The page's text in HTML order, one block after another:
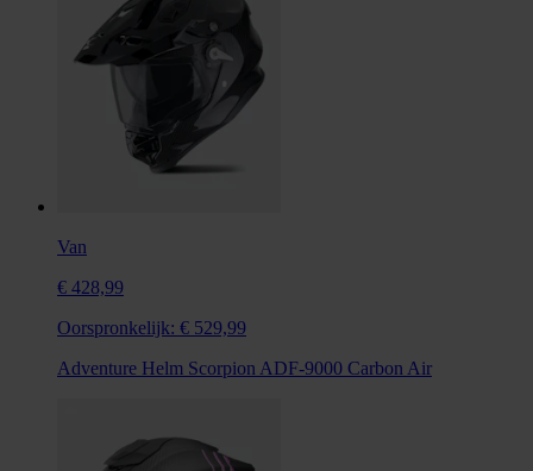
Van
€ 428,99
Oorspronkelijk: € 529,99
Adventure Helm Scorpion ADF-9000 Carbon Air